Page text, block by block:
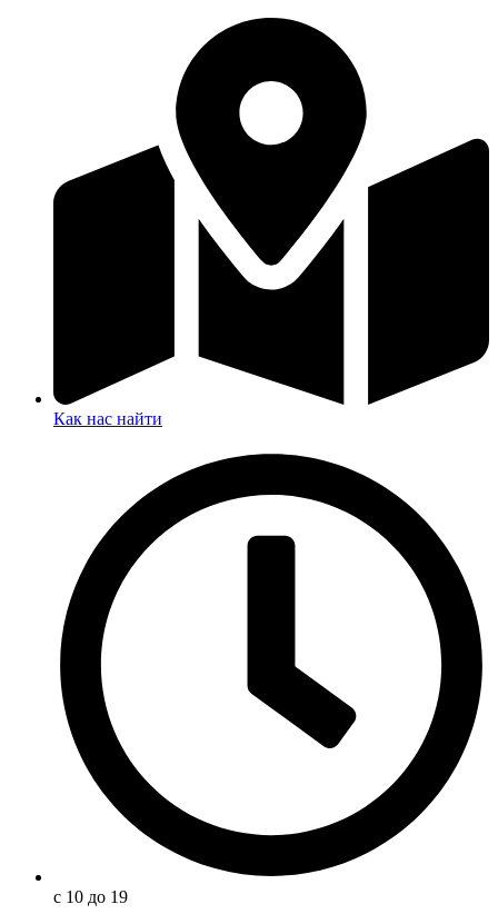
Как нас найти
с 10 до 19